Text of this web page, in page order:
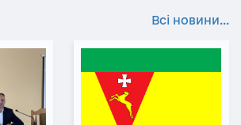
Всі новини...